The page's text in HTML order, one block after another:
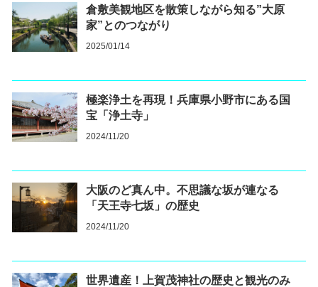
倉敷美観地区を散策しながら知る”大原
家”とのつながり
2025/01/14
極楽浄土を再現！兵庫県小野市にある国
宝「浄土寺」
2024/11/20
大阪のど真ん中。不思議な坂が連なる
「天王寺七坂」の歴史
2024/11/20
世界遺産！上賀茂神社の歴史と観光のみ